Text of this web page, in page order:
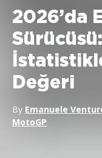
2026’da
Değeri
By Emanuele
MotoGP